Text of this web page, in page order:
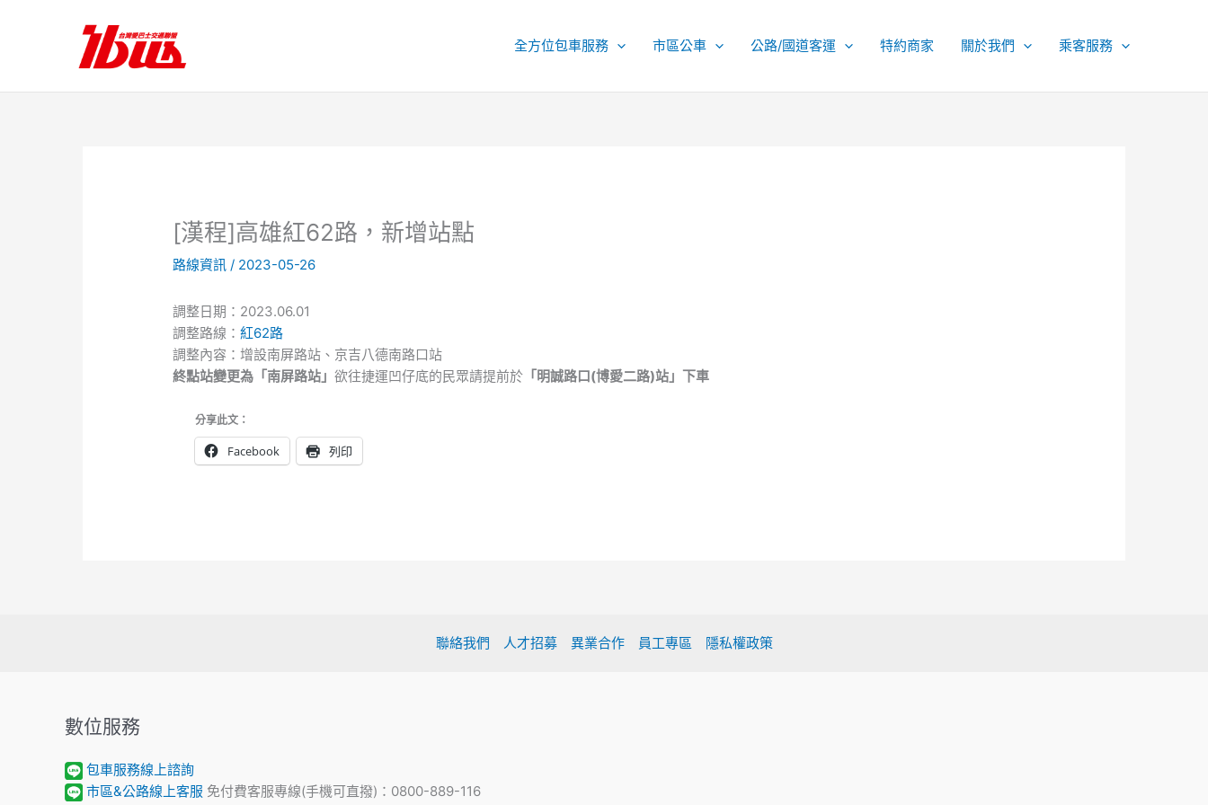
內
全方位包車服務 市區公車 公路/國道客運 特約商家 關於我們 乘客服務
[漢程]高雄紅62路，新增站點
路線資訊 / 2023-05-26
調整日期：2023.06.01
調整路線：紅62路
調整內容：增設南屏路站、京吉八德南路口站
終點站變更為「南屏路站」欲往捷運凹仔底的民眾請提前於 「明誠路口(博愛二路)站」下車
分享此文：
Facebook 列印
聯絡我們 人才招募 異業合作 員工專區 隱私權政策
數位服務
包車服務線上諮詢
市區&公路線上客服 免付費客服專線(手機可直撥)：0800-889-116